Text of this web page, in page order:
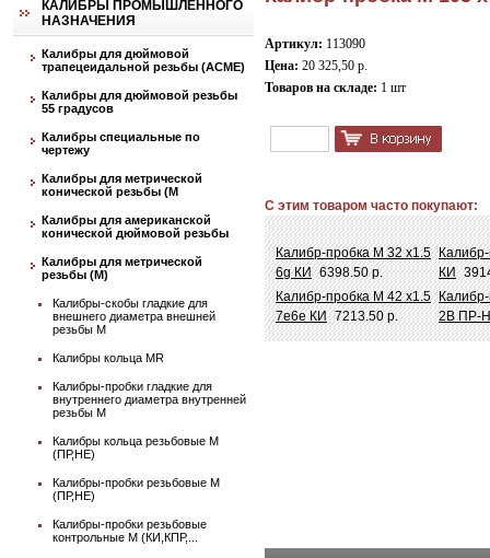
КАЛИБРЫ ПРОМЫШЛЕННОГО
НАЗНАЧЕНИЯ
Калибры для дюймовой
трапецеидальной резьбы (АСМЕ)
Калибры для дюймовой резьбы
55 градусов
Калибры специальные по
чертежу
Калибры для метрической
конической резьбы (М
Калибры для американской
конической дюймовой резьбы
Калибры для метрической
резьбы (М)
Калибры-скобы гладкие для
внешнего диаметра внешней
резьбы М
Калибры кольца MR
Калибры-пробки гладкие для
внутреннего диаметра внутренней
резьбы М
Калибры кольца резьбовые М
(ПР,НЕ)
Калибры-пробки резьбовые М
(ПР,НЕ)
Калибры-пробки резьбовые
контрольные М (КИ,КПР,...
Артикул: 113090
Цена: 20 325,50 р.
Товаров на складе: 1 шт
С этим товаром часто покупают:
Калибр-пробка М 32 х1.5
6g КИ 6398.50 р.
КИ
Калибр-пробка М 42 х1.5
7e6e КИ 7213.50 р.
2B ПР-